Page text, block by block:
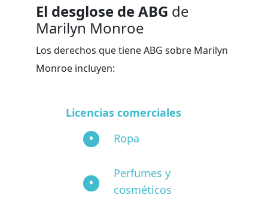
El desglose de ABG de
Marilyn Monroe
Los derechos que tiene ABG sobre Marilyn
Monroe incluyen:
Licencias comerciales
Ropa
Perfumes y
cosméticos